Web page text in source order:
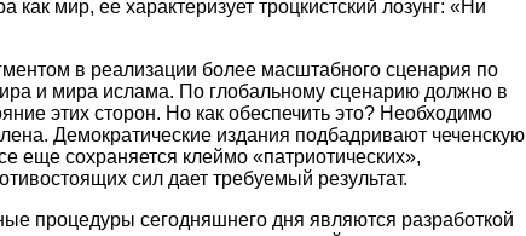
как мир, ее характеризует троцкистский лозунг: «Ни
в реализации более масштабного сценария по
и мира ислама. По глобальному сценарию должно в
этих сторон. Но как обеспечить это? Необходимо
Демократические издания подбадривают чеченскую
еще сохраняется клеймо «патриотических»,
сил дает требуемый результат.
процедуры сегодняшнего дня являются разработкой